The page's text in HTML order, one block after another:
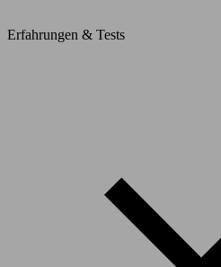
Erfahrungen & Tests